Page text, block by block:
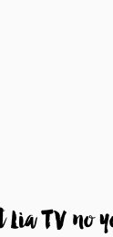
Lia TV no